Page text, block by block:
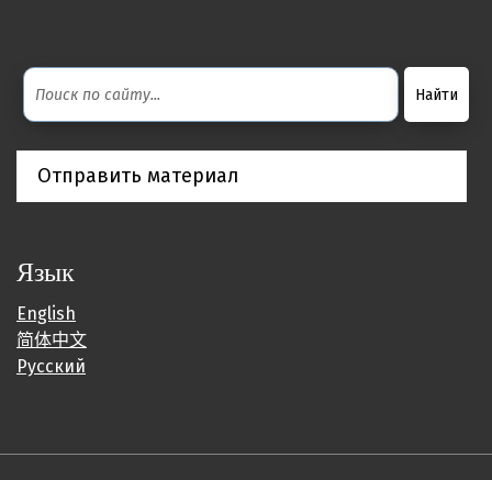
Отправить материал
Язык
English
简体中文
Русский